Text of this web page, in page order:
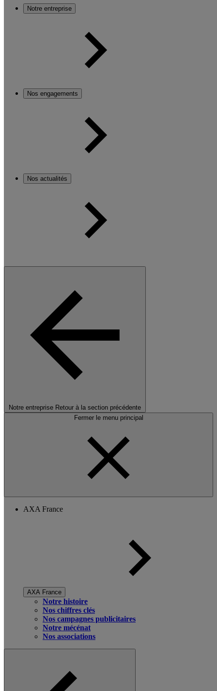
Notre entreprise
Nos engagements
Nos actualités
Notre entreprise Retour à la section précédente
Fermer le menu principal
AXA France
AXA France
Notre histoire
Nos chiffres clés
Nos campagnes publicitaires
Notre mécénat
Nos associations